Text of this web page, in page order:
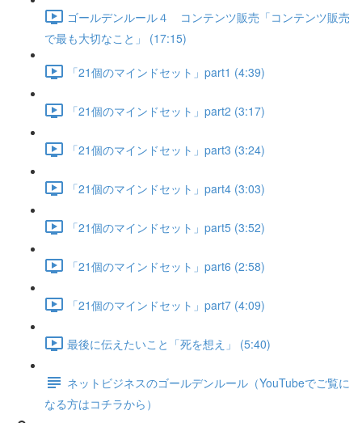
ゴールデンルール４ コンテンツ販売「コンテンツ販売
で最も大切なこと」 (17:15)
「21個のマインドセット」part1 (4:39)
「21個のマインドセット」part2 (3:17)
「21個のマインドセット」part3 (3:24)
「21個のマインドセット」part4 (3:03)
「21個のマインドセット」part5 (3:52)
「21個のマインドセット」part6 (2:58)
「21個のマインドセット」part7 (4:09)
最後に伝えたいこと「死を想え」 (5:40)
ネットビジネスのゴールデンルール（YouTubeでご覧に
なる方はコチラから）